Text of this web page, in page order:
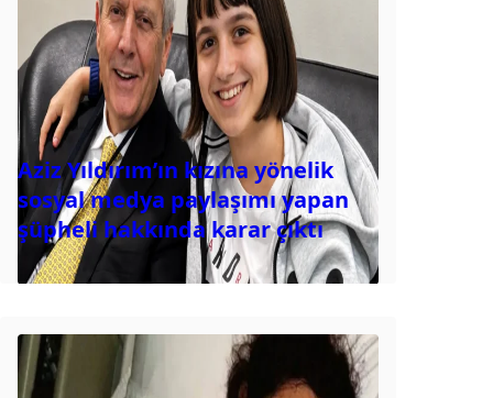
Aziz Yıldırım’ın kızına yönelik
sosyal medya paylaşımı yapan
şüpheli hakkında karar çıktı